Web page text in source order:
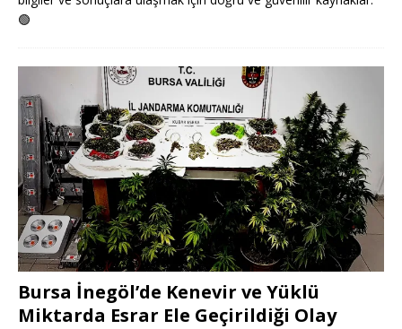
🟢
Bursa İnegöl’de Kenevir ve Yüklü
Miktarda Esrar Ele Geçirildiği Olay